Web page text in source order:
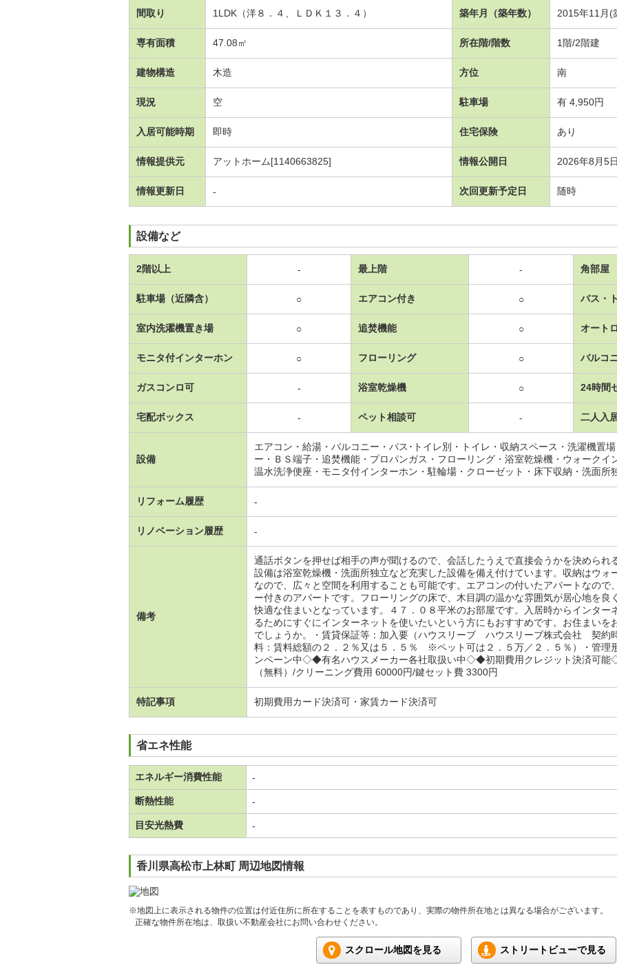
間取り 1LDK（洋８．４、ＬＤＫ１３．４） 築年月（築年数） 2015年11月(
専有面積 47.08㎡ 所在階/階数 1階/2階建
建物構造 木造 方位 南
現況 空 駐車場 有 4,950円
入居可能時期 即時 住宅保険 あり
情報提供元 アットホーム[1140663825] 情報公開日 2026年8月5日
情報更新日 - 次回更新予定日 随時
設備など
2階以上 - 最上階 - 角部屋
駐車場（近隣含） ○ エアコン付き ○ バス・
室内洗濯機置き場 ○ 追焚機能 ○ オート
モニタ付インターホン ○ フローリング ○ バルコ
ガスコンロ可 - 浴室乾燥機 ○ 24時間
宅配ボックス - ペット相談可 - 二人入
設備
エアコン・給湯・バルコニー・バス･トイレ別・トイレ・収納スペース・洗濯機置
ー・ＢＳ端子・追焚機能・プロパンガス・フローリング・浴室乾燥機・ウォークイ
温水洗浄便座・モニタ付インターホン・駐輪場・クローゼット・床下収納・洗面所
リフォーム履歴 -
リノベーション履歴 -
備考
通話ボタンを押せば相手の声が聞けるので、会話したうえで直接会うかを決められ
設備は浴室乾燥機・洗面所独立など充実した設備を備え付けています。収納はウォ
なので、広々と空間を利用することも可能です。エアコンの付いたアパートなので
ー付きのアパートです。フローリングの床で、木目調の温かな雰囲気が居心地を良
快適な住まいとなっています。４７．０８平米のお部屋です。入居時からインター
るためにすぐにインターネットを使いたいという方にもおすすめです。お住まいを
でしょうか。・賃貸保証等：加入要（ハウスリーブ ハウスリーブ株式会社 契約
料：賃料総額の２．２％又は５．５％ ※ペット可は２．５万／２．５％）・管理
ンペーン中◇◆有名ハウスメーカー各社取扱い中◇◆初期費用クレジット決済可
（無料）/クリーニング費用 60000円/鍵セット費 3300円
特記事項 初期費用カード決済可・家賃カード決済可
省エネ性能
エネルギー消費性能 -
断熱性能 -
目安光熱費 -
香川県高松市上林町 周辺地図情報
※地図上に表示される物件の位置は付近住所に所在することを表すものであり、実際の物件所在地とは異なる場合がございます。
正確な物件所在地は、取扱い不動産会社にお問い合わせください。
スクロール地図を見る ストリートビューで見る